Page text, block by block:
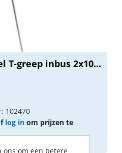
greep inbus 2x10...
102470
log in om prijzen te
ons om een betere